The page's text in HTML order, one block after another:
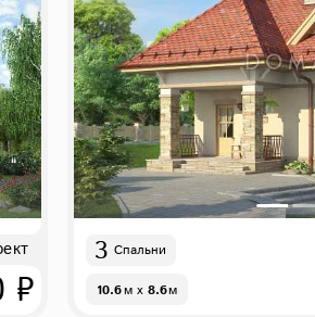
₽
3 Спальни
10.6м x 8.6м